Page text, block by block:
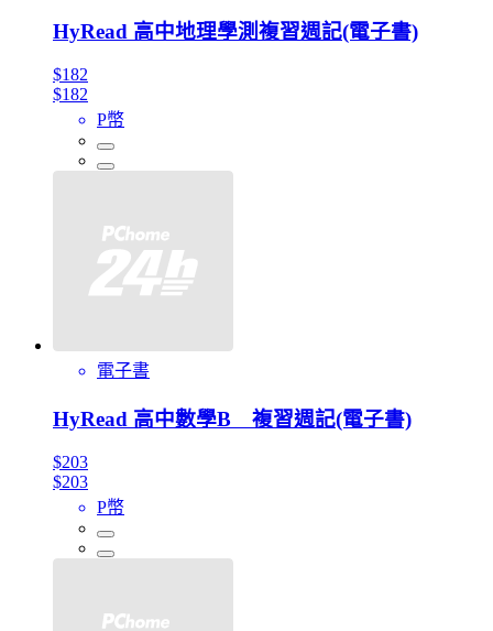
HyRead 高中地理學測複習週記(電子書)
$182
$182
P幣
電子書
HyRead 高中數學B 複習週記(電子書)
$203
$203
P幣